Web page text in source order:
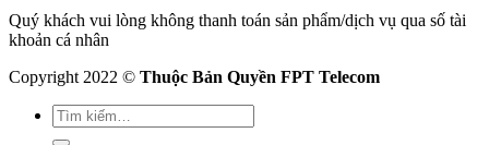
Quý khách vui lòng không thanh toán sản phẩm/dịch vụ qua số tài
khoản cá nhân
Copyright 2022 © Thuộc Bản Quyền FPT Telecom